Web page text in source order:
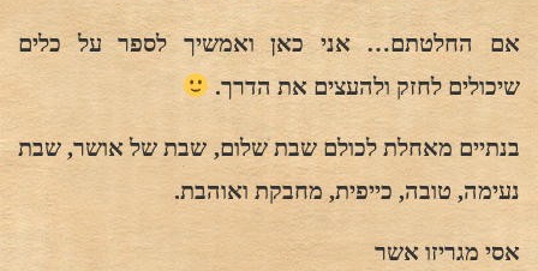
אם החלטתם… אני כאן ואמשיך לספר על כלים
שיכולים לחזק ולהעצים את הדרך.
בנתיים מאחלת לכולם שבת שלום, שבת של אושר, שבת
נעימה, טובה, כייפית, מחבקת ואוהבת.
אסי מגריזו אשר